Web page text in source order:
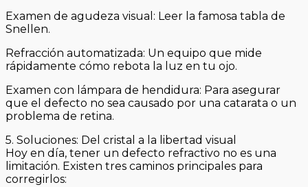
Examen de agudeza visual: Leer la famosa tabla de
Snellen.
Refracción automatizada: Un equipo que mide
rápidamente cómo rebota la luz en tu ojo.
Examen con lámpara de hendidura: Para asegurar
que el defecto no sea causado por una catarata o un
problema de retina.
5. Soluciones: Del cristal a la libertad visual
Hoy en día, tener un defecto refractivo no es una
limitación. Existen tres caminos principales para
corregirlos: